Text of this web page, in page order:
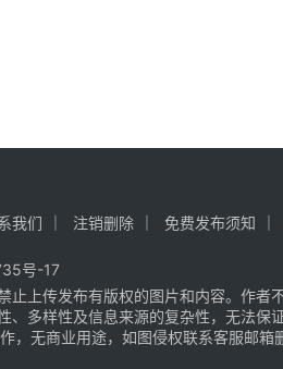
我们 注销删除 免费发布须知
号-17
上传发布有版权的图片和内容。作
多样性及信息来源的复杂性，无法
无商业用途，如图侵权联系客服邮箱